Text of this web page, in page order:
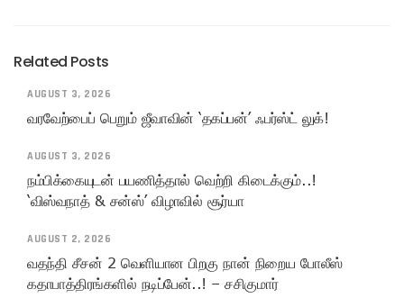
Related Posts
AUGUST 3, 2026
வரவேற்பைப் பெறும் ஜீவாவின் ‘தகப்பன்’ ஃபர்ஸ்ட் லுக்!
AUGUST 3, 2026
நம்பிக்கையுடன் பயணித்தால் வெற்றி கிடைக்கும்..!
‘விஸ்வநாத் & சன்ஸ்’ விழாவில் சூர்யா
AUGUST 2, 2026
வதந்தி சீசன் 2 வெளியான பிறகு நான் நிறைய போலீஸ்
கதாபாத்திரங்களில் நடிப்பேன்..! – சசிகுமார்